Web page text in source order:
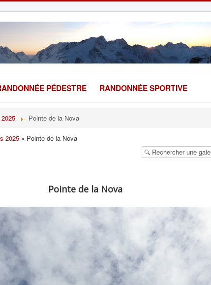
PÉDESTRE RANDONNÉE SPORTIVE
Pointe de la Nova
2025 » Pointe de la Nova
Pointe de la Nova